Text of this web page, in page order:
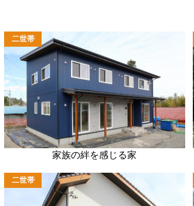
二世帯
家族の絆を感じる家
二世帯